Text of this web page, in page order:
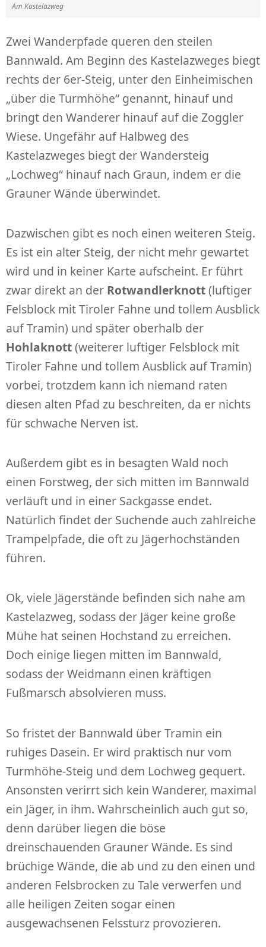
Am Kastelazweg
Zwei Wanderpfade queren den steilen
Bannwald. Am Beginn des Kastelazweges biegt
rechts der 6er-Steig, unter den Einheimischen
„über die Turmhöhe“ genannt, hinauf und
bringt den Wanderer hinauf auf die Zoggler
Wiese. Ungefähr auf Halbweg des
Kastelazweges biegt der Wandersteig
„Lochweg“ hinauf nach Graun, indem er die
Grauner Wände überwindet.
Dazwischen gibt es noch einen weiteren Steig.
Es ist ein alter Steig, der nicht mehr gewartet
wird und in keiner Karte aufscheint. Er führt
zwar direkt an der Rotwandlerknott(luftiger
Felsblock mit Tiroler Fahne und tollem Ausblick
auf Tramin) und später oberhalb der
Hohlaknott(weiterer luftiger Felsblock mit
Tiroler Fahne und tollem Ausblick auf Tramin)
vorbei, trotzdem kann ich niemand raten
diesen alten Pfad zu beschreiten, da er nichts
für schwache Nerven ist.
Außerdem gibt es in besagten Wald noch
einen Forstweg, der sich mitten im Bannwald
verläuft und in einer Sackgasse endet.
Natürlich findet der Suchende auch zahlreiche
Trampelpfade, die oft zu Jägerhochständen
führen.
Ok, viele Jägerstände befinden sich nahe am
Kastelazweg, sodass der Jäger keine große
Mühe hat seinen Hochstand zu erreichen.
Doch einige liegen mitten im Bannwald,
sodass der Weidmann einen kräftigen
Fußmarsch absolvieren muss.
So fristet der Bannwald über Tramin ein
ruhiges Dasein. Er wird praktisch nur vom
Turmhöhe-Steig und dem Lochweg gequert.
Ansonsten verirrt sich kein Wanderer, maximal
ein Jäger, in ihm. Wahrscheinlich auch gut so,
denn darüber liegen die böse
dreinschauenden Grauner Wände. Es sind
brüchige Wände, die ab und zu den einen und
anderen Felsbrocken zu Tale verwerfen und
alle heiligen Zeiten sogar einen
ausgewachsenen Felssturz provozieren.